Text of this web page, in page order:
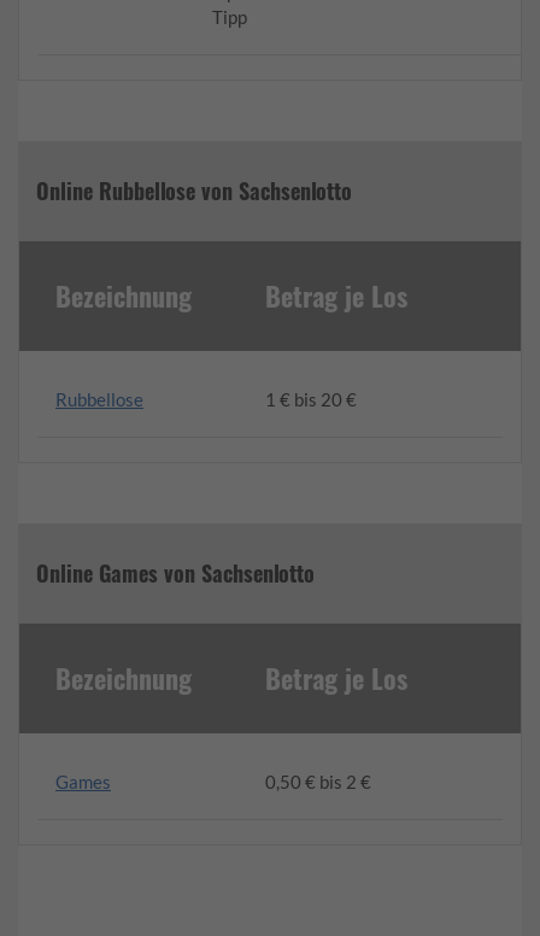
Tipp
Online Rubbellose von Sachsenlotto
Bezeichnung Betrag je Los
Rubbellose 1 € bis 20 €
Online Games von Sachsenlotto
Bezeichnung Betrag je Los
Games 0,50 € bis 2 €